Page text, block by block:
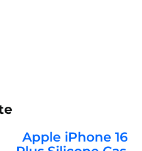
Apple iPhone 16